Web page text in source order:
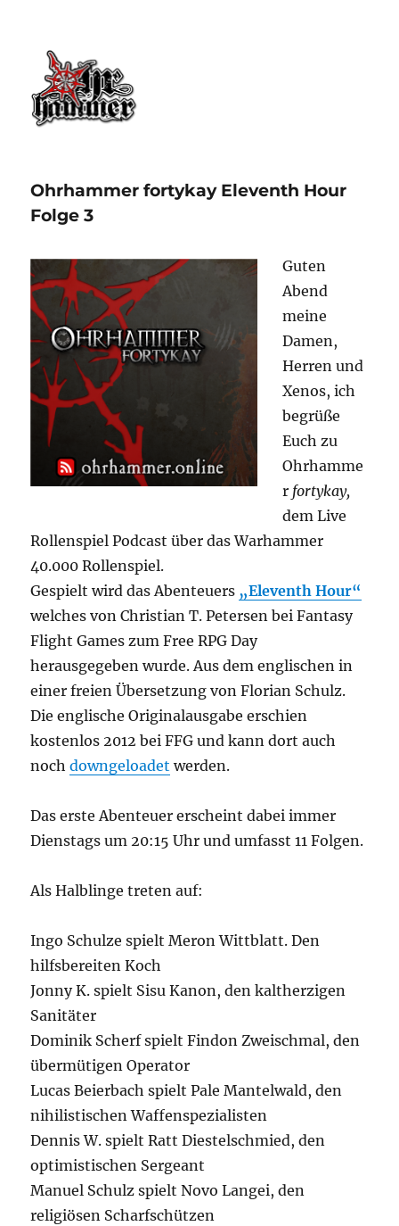
Ohrhammer.online
Ohrhammer fortykay Eleventh Hour
Folge 3
Guten
Abend
meine
Damen,
Herren und
Xenos, ich
begrüße
Euch zu
Ohrhamme
r fortykay,
dem Live
Rollenspiel Podcast über das Warhammer
40.000 Rollenspiel.
Gespielt wird das Abenteuers „Eleventh Hour“
welches von Christian T. Petersen bei Fantasy
Flight Games zum Free RPG Day
herausgegeben wurde.Aus dem englischen in
einer freien Übersetzung von Florian Schulz.
Die englische Originalausgabe erschien
kostenlos 2012 bei FFG und kann dort auch
nochdowngeloadet werden.
Das erste Abenteuer erscheint dabei immer
Dienstags um 20:15 Uhr und umfasst 11 Folgen.
Als Halblinge treten auf:
Ingo Schulze spielt Meron Wittblatt. Den
hilfsbereiten Koch
Jonny K. spielt Sisu Kanon, den kaltherzigen
Sanitäter
Dominik Scherf spielt Findon Zweischmal, den
übermütigen Operator
Lucas Beierbach spielt Pale Mantelwald, den
nihilistischen Waffenspezialisten
Dennis W. spielt Ratt Diestelschmied, den
optimistischen Sergeant
Manuel Schulz spielt Novo Langei, den
religiösen Scharfschützen